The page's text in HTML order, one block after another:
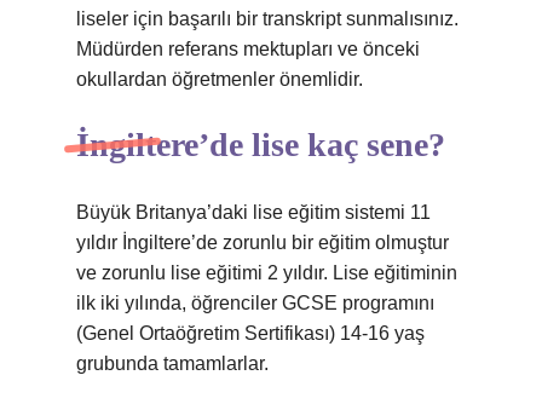
liseler için başarılı bir transkript sunmalısınız.
Müdürden referans mektupları ve önceki
okullardan öğretmenler önemlidir.
İngiltere’de lise kaç sene?
Büyük Britanya’daki lise eğitim sistemi 11
yıldır İngiltere’de zorunlu bir eğitim olmuştur
ve zorunlu lise eğitimi 2 yıldır. Lise eğitiminin
ilk iki yılında, öğrenciler GCSE programını
(Genel Ortaöğretim Sertifikası) 14-16 yaş
grubunda tamamlarlar.